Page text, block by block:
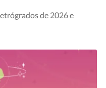
de 2026 e